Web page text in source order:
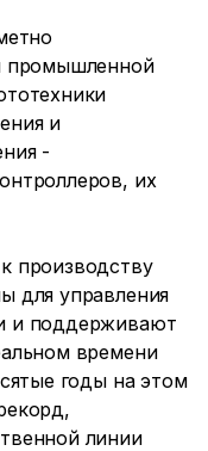
промышленной
и
-
их
производству
для управления
и поддерживают
времени
годы на этом
линии